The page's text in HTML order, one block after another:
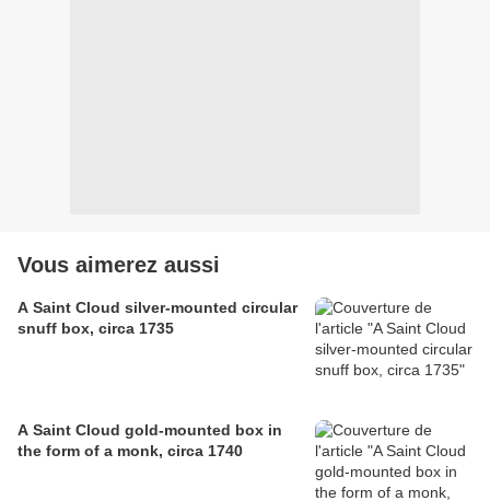
Vous aimerez aussi
A Saint Cloud silver-mounted circular
snuff box, circa 1735
A Saint Cloud gold-mounted box in
the form of a monk, circa 1740